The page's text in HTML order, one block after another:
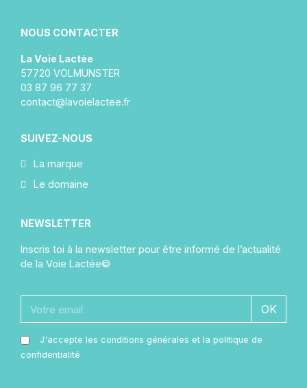
NOUS CONTACTER
La Voie Lactée
57720 VOLMUNSTER
03 87 96 77 37
contact@lavoielactee.fr
SUIVEZ-NOUS
La marque
Le domaine
NEWSLETTER
Inscris toi à la newsletter pour être informé de l’actualité
de la Voie Lactée©
OK
J'accepte les conditions générales et la politique de
confidentialité